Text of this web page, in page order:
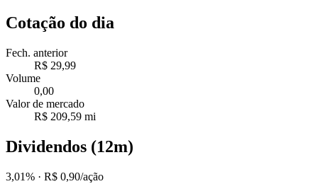
Cotação do dia
Fech. anterior
R$ 29,99
Volume
0,00
Valor de mercado
R$ 209,59 mi
Dividendos (12m)
3,01% · R$ 0,90/ação